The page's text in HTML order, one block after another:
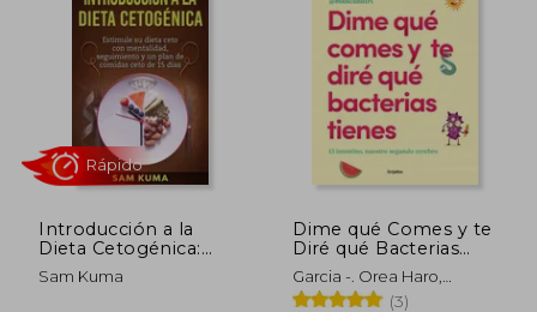
45%
dcto.
45%
dcto.
Introducción a la
Dieta Cetogénica:
Estimule su Dieta
Ceto con Mentalidad,
Sam Kuma
Dime qué Comes y te
Diré qué Bacterias
Tienes
Garcia -. Orea Haro,
Blanca
(3)